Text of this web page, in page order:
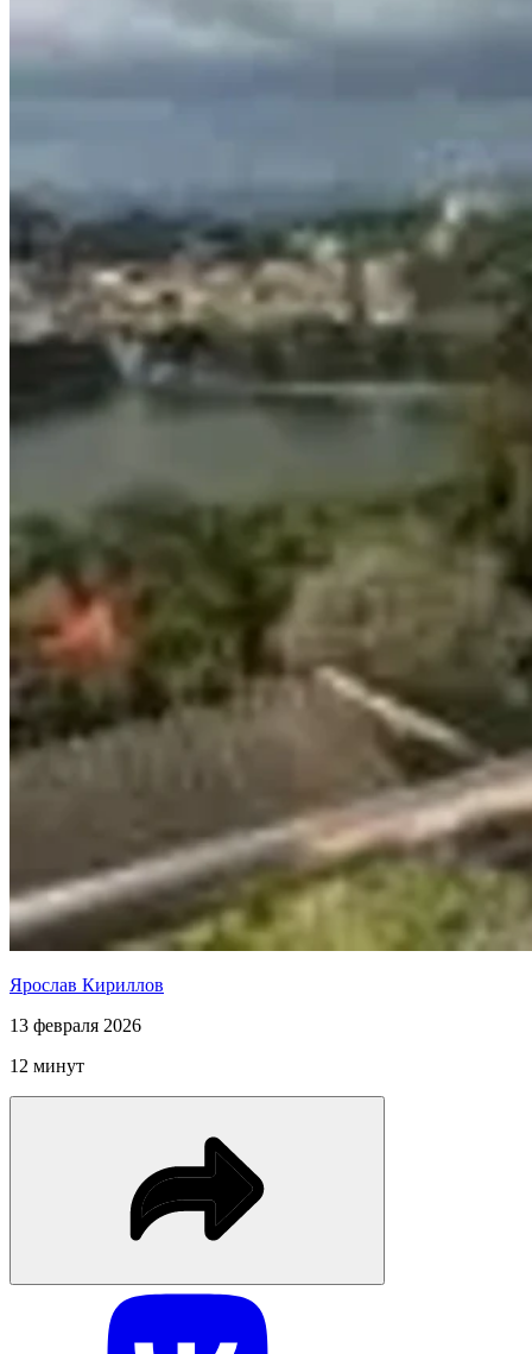
Ярослав Кириллов
13 февраля 2026
12 минут